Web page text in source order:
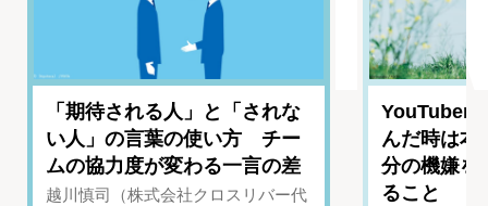
「期待される人」と「されな
い人」の言葉の使い方 チー
ムの協力度が変わる一言の差
越川慎司（株式会社クロスリバー代
YouTuber
んだ時は
分の機嫌を
ること